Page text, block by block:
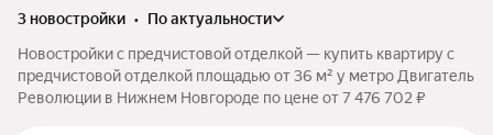
3 новостройки •
по актуальности
Новостройки с предчистовой отделкой — купить квартиру с
предчистовой отделкой площадью от 36 м² у метро Двигатель
Революции в Нижнем Новгороде по цене от 7 476 702 ₽